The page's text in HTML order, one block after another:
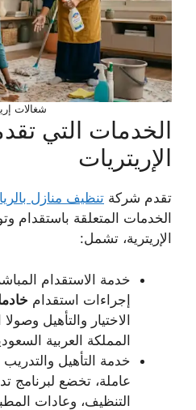
شغالات
الخدمات التي
الإريتريات
تقدم شركة تنظيف منازل
الخدمات المتعلقة باستقدام
الإريترية، تشمل:
خدمة الاستقدام
إجراءات استقدام
الاختيار والتأهيل
المملكة العربية
خدمة التأهيل
عاملة، تخضع لبرنامج
التنظيف، وعادات